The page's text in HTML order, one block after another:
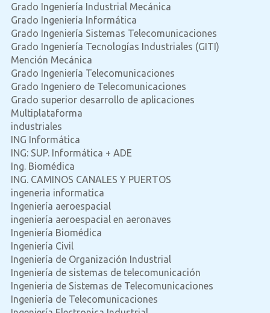
Grado Ingeniería Industrial Mecánica
Grado Ingeniería Informática
Grado Ingeniería Sistemas Telecomunicaciones
Grado Ingeniería Tecnologías Industriales (GITI)
Mención Mecánica
Grado Ingeniería Telecomunicaciones
Grado Ingeniero de Telecomunicaciones
Grado superior desarrollo de aplicaciones
Multiplataforma
industriales
ING Informática
ING: SUP. Informática + ADE
Ing. Biomédica
ING. CAMINOS CANALES Y PUERTOS
ingeneria informatica
Ingeniería aeroespacial
ingeniería aeroespacial en aeronaves
Ingeniería Biomédica
Ingeniería Civil
Ingeniería de Organización Industrial
Ingeniería de sistemas de telecomunicación
Ingenieria de Sistemas de Telecomunicaciones
Ingeniería de Telecomunicaciones